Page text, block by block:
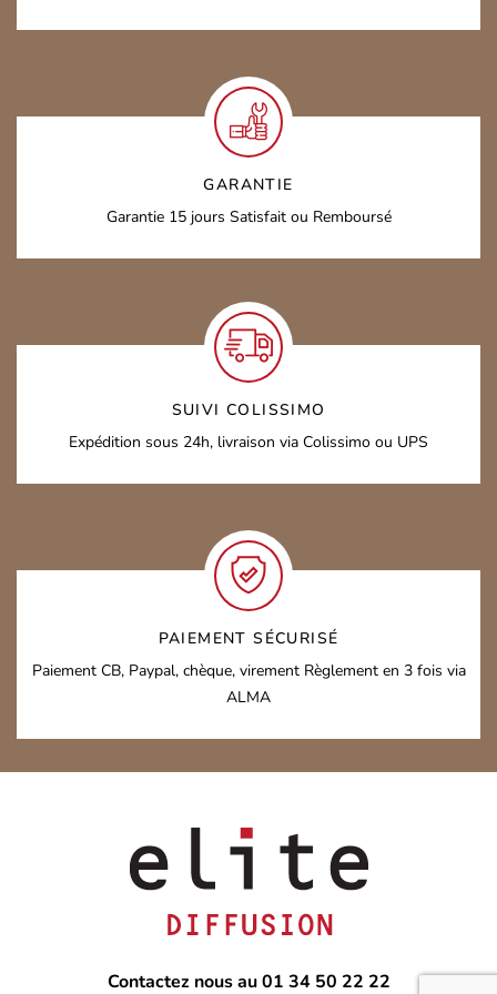
GARANTIE
Garantie 15 jours Satisfait ou Remboursé
SUIVI COLISSIMO
Expédition sous 24h, livraison via Colissimo ou UPS
PAIEMENT SÉCURISÉ
Paiement CB, Paypal, chèque, virementRèglement en 3 fois via
ALMA
Contactez nous au 01 34 50 22 22